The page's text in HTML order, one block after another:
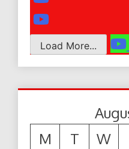
Load More...
M
T W